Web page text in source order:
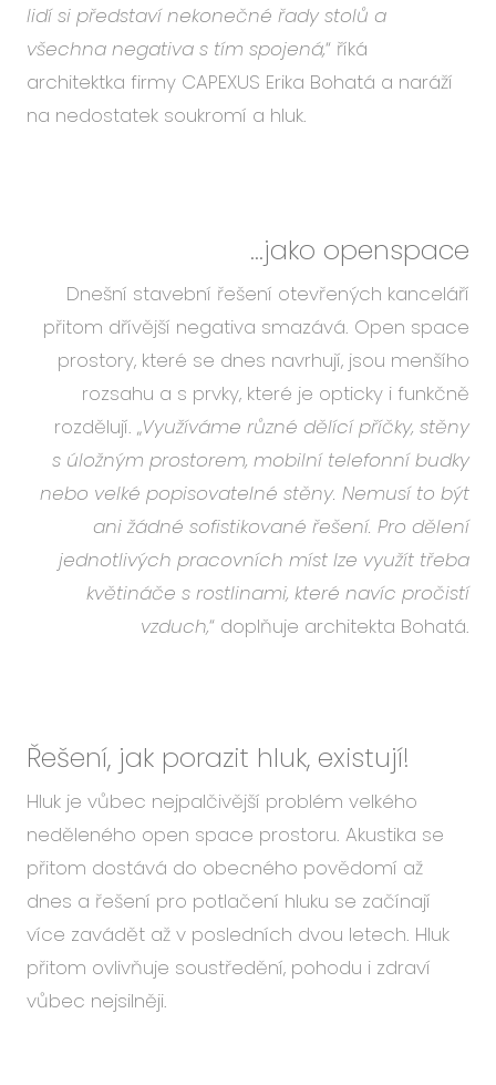
lidí si představí nekonečné řady stolů a
všechna negativa s tím spojená,“ říká
architektka firmy CAPEXUS Erika Bohatá a naráží
na nedostatek soukromí a hluk.
...jako openspace
Dnešní stavební řešení otevřených kanceláří
přitom dřívější negativa smazává. Open space
prostory, které se dnes navrhují, jsou menšího
rozsahu a s prvky, které je opticky i funkčně
rozdělují. „Využíváme různé dělící příčky, stěny
s úložným prostorem, mobilní telefonní budky
nebo velké popisovatelné stěny. Nemusí to být
ani žádné sofistikované řešení. Pro dělení
jednotlivých pracovních míst lze využít třeba
květináče s rostlinami, které navíc pročistí
vzduch,“ doplňuje architekta Bohatá.
Řešení, jak porazit hluk, existují!
Hluk je vůbec nejpalčivější problém velkého
neděleného open space prostoru. Akustika se
přitom dostává do obecného povědomí až
dnes a řešení pro potlačení hluku se začínají
více zavádět až v posledních dvou letech. Hluk
přitom ovlivňuje soustředění, pohodu i zdraví
vůbec nejsilněji.